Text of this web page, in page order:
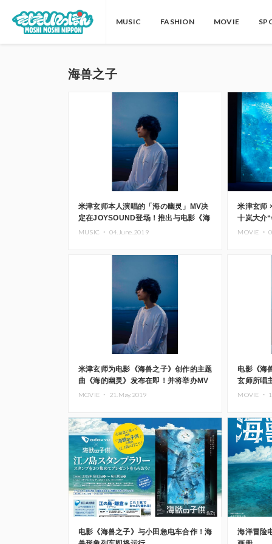
MUSIC FASHION MOVIE
海兽之子
米津玄师本人演唱的「海の幽灵」MV决
定在JOYSOUND登场！推出与电影《海
兽之子》合作的主题包间
MUSIC ・ 04.June.2019
米津玄师
十岚大介
MOVIE ・
米津玄师为电影《海兽之子》创作的主题
曲《海的幽灵》发布在即！并将举办MV
上映会
MOVIE ・ 21.May.2019
电影《海
玄师所唱
MOVIE ・
电影《海兽之子》与小田急电车合作！海
海洋冒险